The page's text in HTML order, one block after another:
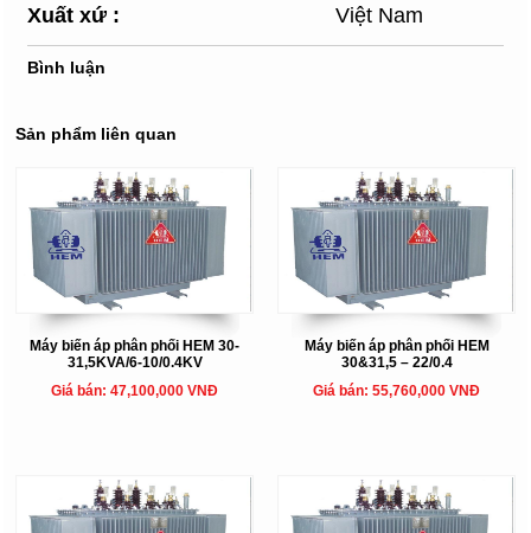
Xuất xứ : Việt Nam
Bình luận
Sản phẩm liên quan
Máy biến áp phân phối HEM 30-
31,5KVA/6-10/0.4KV
Giá bán: 47,100,000 VNĐ
Máy biến áp phân phối HEM
30&31,5 – 22/0.4
Giá bán: 55,760,000 VNĐ